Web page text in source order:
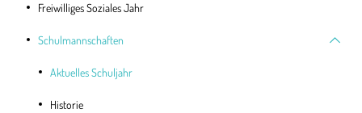
Freiwilliges Soziales Jahr
Schulmannschaften
Aktuelles Schuljahr
Historie